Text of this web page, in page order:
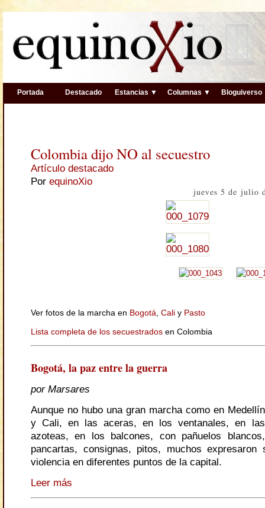
Portada Destacado Estancias ▼ Columnas ▼ Bloguiverso
Colombia dijo NO al secuestro
Artículo destacado
Por equinoXio
jueves 5 de julio
Ver fotos de la marcha en Bogotá, Cali y Pasto
Lista completa de los secuestrados en Colombia
Bogotá, la paz entre la guerra
por Marsares
Aunque no hubo una gran marcha como en Medellín
y Cali, en las aceras, en los ventanales, en las
azoteas, en los balcones, con pañuelos blancos,
pancartas, consignas, pitos, muchos
violencia en diferentes puntos de la capital.
Leer más